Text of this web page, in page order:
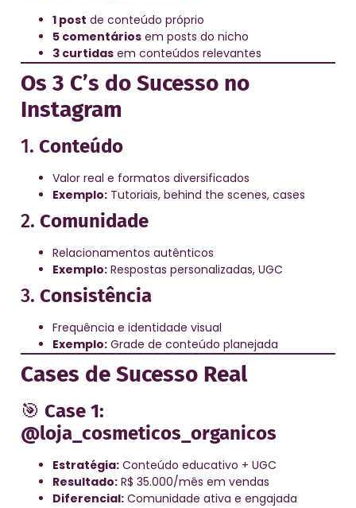
1 post de conteúdo próprio
5 comentários em posts do nicho
3 curtidas em conteúdos relevantes
Os 3 C’s do Sucesso no
Instagram
1. Conteúdo
Valor real e formatos diversificados
Exemplo: Tutoriais, behind the scenes, cases
2. Comunidade
Relacionamentos autênticos
Exemplo: Respostas personalizadas, UGC
3. Consistência
Frequência e identidade visual
Exemplo: Grade de conteúdo planejada
Cases de Sucesso Real
🎯 Case 1:
@loja_cosmeticos_organicos
Estratégia: Conteúdo educativo + UGC
Resultado: R$ 35.000/mês em vendas
Diferencial: Comunidade ativa e engajada